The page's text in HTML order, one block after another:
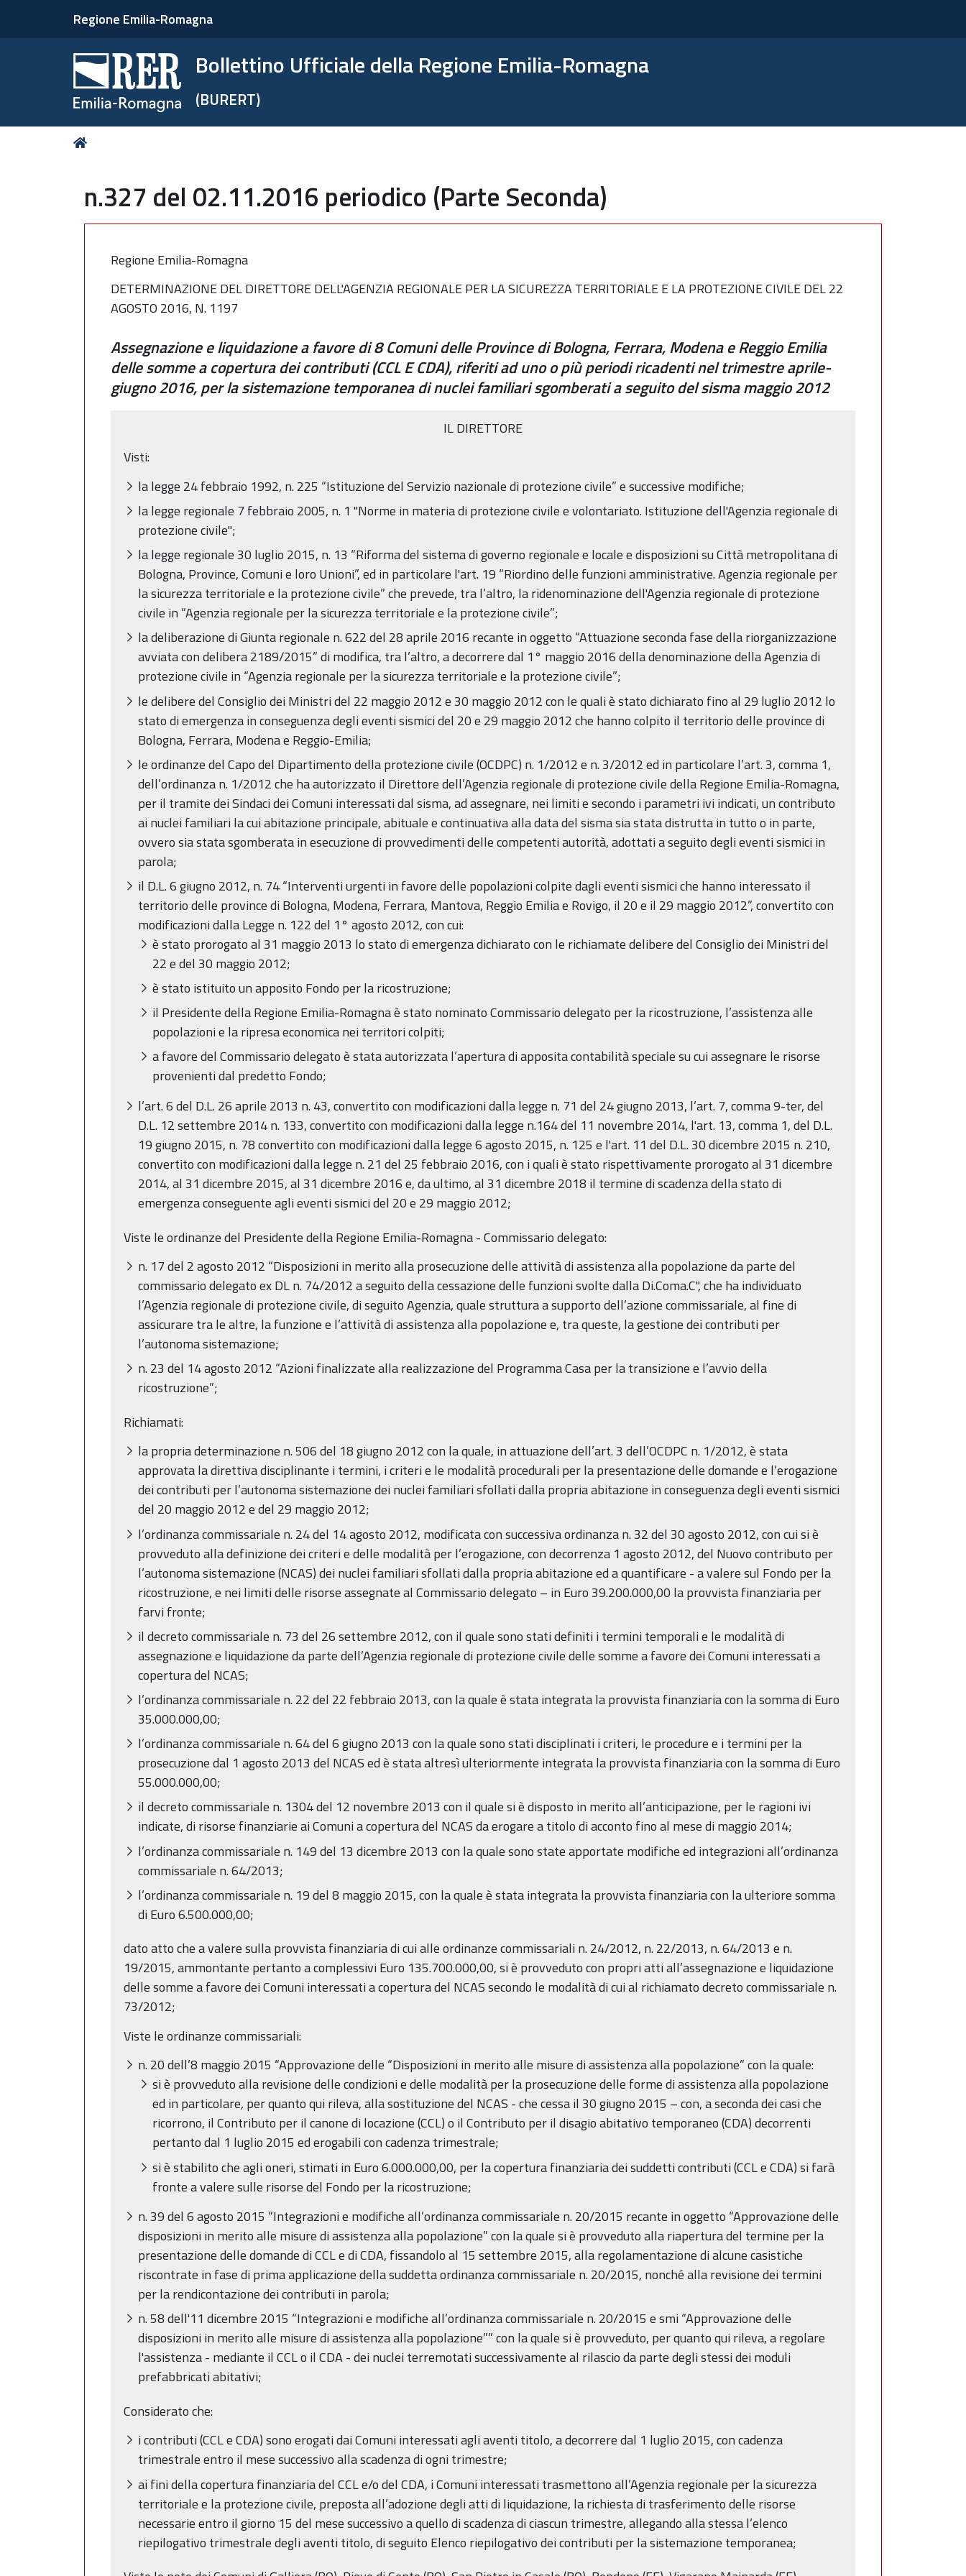
Regione Emilia-Romagna
Bollettino Ufficiale della Regione Emilia-Romagna
(BURERT)
Tu
n.327 del 02.11.2016 periodico (Parte Seconda)
Regione Emilia-Romagna
DETERMINAZIONE DEL DIRETTORE DELL'AGENZIA REGIONALE PER LA SICUREZZA TERRITORIALE E LA PROTEZIONE CIVILE DEL 22
AGOSTO 2016, N. 1197
Assegnazione e liquidazione a favore di 8 Comuni delle Province di Bologna, Ferrara, Modena e Reggio Emilia
delle somme a copertura dei contributi (CCL E CDA), riferiti ad uno o più periodi ricadenti nel trimestre aprile-
giugno 2016, per la sistemazione temporanea di nuclei familiari sgomberati a seguito del sisma maggio 2012
IL DIRETTORE
Visti:
la legge 24 febbraio 1992, n. 225 “Istituzione del Servizio nazionale di protezione civile” e successive modifiche;
la legge regionale 7 febbraio 2005, n. 1 "Norme in materia di protezione civile e volontariato. Istituzione dell'Agenzia regionale di
protezione civile";
la legge regionale 30 luglio 2015, n. 13 “Riforma del sistema di governo regionale e locale e disposizioni su Città metropolitana di
Bologna, Province, Comuni e loro Unioni”, ed in particolare l'art. 19 “Riordino delle funzioni amministrative. Agenzia regionale per
la sicurezza territoriale e la protezione civile” che prevede, tra l’altro, la ridenominazione dell'Agenzia regionale di protezione
civile in “Agenzia regionale per la sicurezza territoriale e la protezione civile”;
la deliberazione di Giunta regionale n. 622 del 28 aprile 2016 recante in oggetto “Attuazione seconda fase della riorganizzazione
avviata con delibera 2189/2015” di modifica, tra l’altro, a decorrere dal 1° maggio 2016 della denominazione della Agenzia di
protezione civile in “Agenzia regionale per la sicurezza territoriale e la protezione civile”;
le delibere del Consiglio dei Ministri del 22 maggio 2012 e 30 maggio 2012 con le quali è stato dichiarato fino al 29 luglio 2012 lo
stato di emergenza in conseguenza degli eventi sismici del 20 e 29 maggio 2012 che hanno colpito il territorio delle province di
Bologna, Ferrara, Modena e Reggio-Emilia;
le ordinanze del Capo del Dipartimento della protezione civile (OCDPC) n. 1/2012 e n. 3/2012 ed in particolare l’art. 3, comma 1,
dell’ordinanza n. 1/2012 che ha autorizzato il Direttore dell’Agenzia regionale di protezione civile della Regione Emilia-Romagna,
per il tramite dei Sindaci dei Comuni interessati dal sisma, ad assegnare, nei limiti e secondo i parametri ivi indicati, un contributo
ai nuclei familiari la cui abitazione principale, abituale e continuativa alla data del sisma sia stata distrutta in tutto o in parte,
ovvero sia stata sgomberata in esecuzione di provvedimenti delle competenti autorità, adottati a seguito degli eventi sismici in
parola;
il D.L. 6 giugno 2012, n. 74 “Interventi urgenti in favore delle popolazioni colpite dagli eventi sismici che hanno interessato il
territorio delle province di Bologna, Modena, Ferrara, Mantova, Reggio Emilia e Rovigo, il 20 e il 29 maggio 2012”, convertito con
modificazioni dalla Legge n. 122 del 1° agosto 2012, con cui:
è stato prorogato al 31 maggio 2013 lo stato di emergenza dichiarato con le richiamate delibere del Consiglio dei Ministri del
22 e del 30 maggio 2012;
è stato istituito un apposito Fondo per la ricostruzione;
il Presidente della Regione Emilia-Romagna è stato nominato Commissario delegato per la ricostruzione, l’assistenza alle
popolazioni e la ripresa economica nei territori colpiti;
a favore del Commissario delegato è stata autorizzata l’apertura di apposita contabilità speciale su cui assegnare le risorse
provenienti dal predetto Fondo;
l’art. 6 del D.L. 26 aprile 2013 n. 43, convertito con modificazioni dalla legge n. 71 del 24 giugno 2013, l’art. 7, comma 9-ter, del
D.L. 12 settembre 2014 n. 133, convertito con modificazioni dalla legge n.164 del 11 novembre 2014, l'art. 13, comma 1, del D.L.
19 giugno 2015, n. 78 convertito con modificazioni dalla legge 6 agosto 2015, n. 125 e l'art. 11 del D.L. 30 dicembre 2015 n. 210,
convertito con modificazioni dalla legge n. 21 del 25 febbraio 2016, con i quali è stato rispettivamente prorogato al 31 dicembre
2014, al 31 dicembre 2015, al 31 dicembre 2016 e, da ultimo, al 31 dicembre 2018 il termine di scadenza della stato di
emergenza conseguente agli eventi sismici del 20 e 29 maggio 2012;
Viste le ordinanze del Presidente della Regione Emilia-Romagna - Commissario delegato:
n. 17 del 2 agosto 2012 “Disposizioni in merito alla prosecuzione delle attività di assistenza alla popolazione da parte del
commissario delegato ex DL n. 74/2012 a seguito della cessazione delle funzioni svolte dalla Di.Coma.C", che ha individuato
l’Agenzia regionale di protezione civile, di seguito Agenzia, quale struttura a supporto dell’azione commissariale, al fine di
assicurare tra le altre, la funzione e l’attività di assistenza alla popolazione e, tra queste, la gestione dei contributi per
l’autonoma sistemazione;
n. 23 del 14 agosto 2012 “Azioni finalizzate alla realizzazione del Programma Casa per la transizione e l’avvio della
ricostruzione”;
Richiamati:
la propria determinazione n. 506 del 18 giugno 2012 con la quale, in attuazione dell’art. 3 dell’OCDPC n. 1/2012, è stata
approvata la direttiva disciplinante i termini, i criteri e le modalità procedurali per la presentazione delle domande e l’erogazione
dei contributi per l’autonoma sistemazione dei nuclei familiari sfollati dalla propria abitazione in conseguenza degli eventi sismici
del 20 maggio 2012 e del 29 maggio 2012;
l’ordinanza commissariale n. 24 del 14 agosto 2012, modificata con successiva ordinanza n. 32 del 30 agosto 2012, con cui si è
provveduto alla definizione dei criteri e delle modalità per l’erogazione, con decorrenza 1 agosto 2012, del Nuovo contributo per
l’autonoma sistemazione (NCAS) dei nuclei familiari sfollati dalla propria abitazione ed a quantificare - a valere sul Fondo per la
ricostruzione, e nei limiti delle risorse assegnate al Commissario delegato – in Euro 39.200.000,00 la provvista finanziaria per
farvi fronte;
il decreto commissariale n. 73 del 26 settembre 2012, con il quale sono stati definiti i termini temporali e le modalità di
assegnazione e liquidazione da parte dell’Agenzia regionale di protezione civile delle somme a favore dei Comuni interessati a
copertura del NCAS;
l’ordinanza commissariale n. 22 del 22 febbraio 2013, con la quale è stata integrata la provvista finanziaria con la somma di Euro
35.000.000,00;
l’ordinanza commissariale n. 64 del 6 giugno 2013 con la quale sono stati disciplinati i criteri, le procedure e i termini per la
prosecuzione dal 1 agosto 2013 del NCAS ed è stata altresì ulteriormente integrata la provvista finanziaria con la somma di Euro
55.000.000,00;
il decreto commissariale n. 1304 del 12 novembre 2013 con il quale si è disposto in merito all’anticipazione, per le ragioni ivi
indicate, di risorse finanziarie ai Comuni a copertura del NCAS da erogare a titolo di acconto fino al mese di maggio 2014;
l’ordinanza commissariale n. 149 del 13 dicembre 2013 con la quale sono state apportate modifiche ed integrazioni all’ordinanza
commissariale n. 64/2013;
l’ordinanza commissariale n. 19 del 8 maggio 2015, con la quale è stata integrata la provvista finanziaria con la ulteriore somma
di Euro 6.500.000,00;
dato atto che a valere sulla provvista finanziaria di cui alle ordinanze commissariali n. 24/2012, n. 22/2013, n. 64/2013 e n.
19/2015, ammontante pertanto a complessivi Euro 135.700.000,00, si è provveduto con propri atti all’assegnazione e liquidazione
delle somme a favore dei Comuni interessati a copertura del NCAS secondo le modalità di cui al richiamato decreto commissariale n.
73/2012;
Viste le ordinanze commissariali:
n. 20 dell’8 maggio 2015 “Approvazione delle “Disposizioni in merito alle misure di assistenza alla popolazione” con la quale:
si è provveduto alla revisione delle condizioni e delle modalità per la prosecuzione delle forme di assistenza alla popolazione
ed in particolare, per quanto qui rileva, alla sostituzione del NCAS - che cessa il 30 giugno 2015 – con, a seconda dei casi che
ricorrono, il Contributo per il canone di locazione (CCL) o il Contributo per il disagio abitativo temporaneo (CDA) decorrenti
pertanto dal 1 luglio 2015 ed erogabili con cadenza trimestrale;
si è stabilito che agli oneri, stimati in Euro 6.000.000,00, per la copertura finanziaria dei suddetti contributi (CCL e CDA) si farà
fronte a valere sulle risorse del Fondo per la ricostruzione;
n. 39 del 6 agosto 2015 “Integrazioni e modifiche all’ordinanza commissariale n. 20/2015 recante in oggetto “Approvazione delle
disposizioni in merito alle misure di assistenza alla popolazione” con la quale si è provveduto alla riapertura del termine per la
presentazione delle domande di CCL e di CDA, fissandolo al 15 settembre 2015, alla regolamentazione di alcune casistiche
riscontrate in fase di prima applicazione della suddetta ordinanza commissariale n. 20/2015, nonché alla revisione dei termini
per la rendicontazione dei contributi in parola;
n. 58 dell'11 dicembre 2015 “Integrazioni e modifiche all’ordinanza commissariale n. 20/2015 e smi “Approvazione delle
disposizioni in merito alle misure di assistenza alla popolazione”” con la quale si è provveduto, per quanto qui rileva, a regolare
l'assistenza - mediante il CCL o il CDA - dei nuclei terremotati successivamente al rilascio da parte degli stessi dei moduli
prefabbricati abitativi;
Considerato che:
i contributi (CCL e CDA) sono erogati dai Comuni interessati agli aventi titolo, a decorrere dal 1 luglio 2015, con cadenza
trimestrale entro il mese successivo alla scadenza di ogni trimestre;
ai fini della copertura finanziaria del CCL e/o del CDA, i Comuni interessati trasmettono all’Agenzia regionale per la sicurezza
territoriale e la protezione civile, preposta all’adozione degli atti di liquidazione, la richiesta di trasferimento delle risorse
necessarie entro il giorno 15 del mese successivo a quello di scadenza di ciascun trimestre, allegando alla stessa l’elenco
riepilogativo trimestrale degli aventi titolo, di seguito Elenco riepilogativo dei contributi per la sistemazione temporanea;